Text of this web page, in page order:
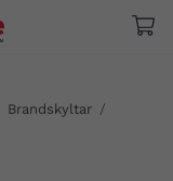
Brandskyltar /